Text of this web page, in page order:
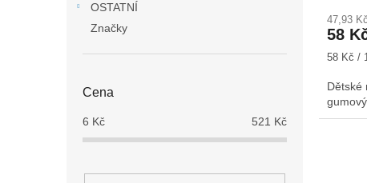
OSTATNÍ
Značky
Cena
6 Kč 521 Kč
47,93
58
Měrná
58 Kč /
Dětské